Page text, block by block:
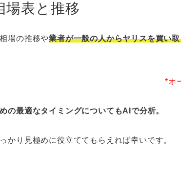
場表と推移
場の推移や業者が一般の人からヤリスを買い
*オ
の最適なタイミングについてもAIで分析。
かり見極めに役立ててもらえれば幸いです。